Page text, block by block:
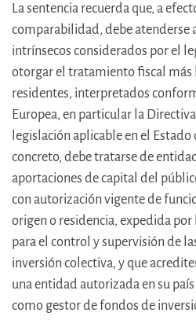
La sentencia recuerda que, a
comparabilidad, debe atenderse
intrínsecos considerados por el
otorgar el tratamiento fiscal más
residentes, interpretados
Europea, en particular la Directiva
legislación aplicable en el
concreto, debe tratarse de
aportaciones de capital del
con autorización vigente de
origen o residencia, expedida
para el control y supervisión de
inversión colectiva, y que
una entidad autorizada en su
como gestor de fondos de